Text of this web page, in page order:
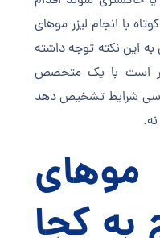
با انجام لیزر موهای
به این نکته توجه داشته
است با یک متخصص
شرایط تشخیص دهد
موهای